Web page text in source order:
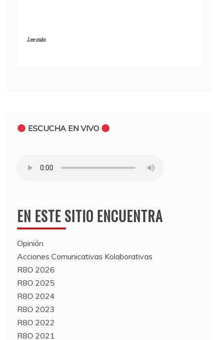
Lee más
ESCUCHA EN VIVO
EN ESTE SITIO ENCUENTRA
Opinión
Acciones Comunicativas Kolaborativas
R8O 2026
R8O 2025
R8O 2024
R8O 2023
R8O 2022
R8O 2021